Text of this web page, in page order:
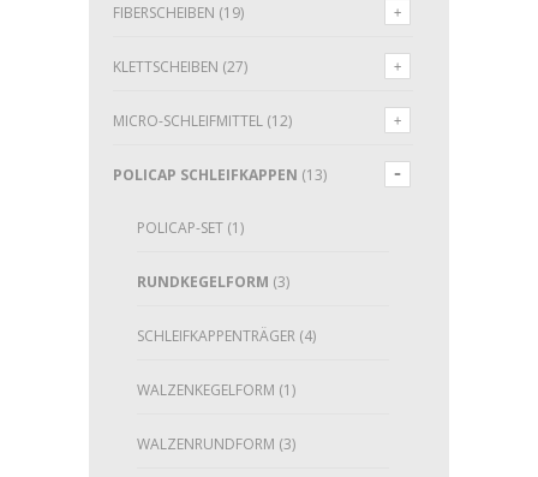
FIBERSCHEIBEN (19)
KLETTSCHEIBEN (27)
MICRO-SCHLEIFMITTEL (12)
POLICAP SCHLEIFKAPPEN (13)
POLICAP-SET (1)
RUNDKEGELFORM (3)
SCHLEIFKAPPENTRÄGER (4)
WALZENKEGELFORM (1)
WALZENRUNDFORM (3)